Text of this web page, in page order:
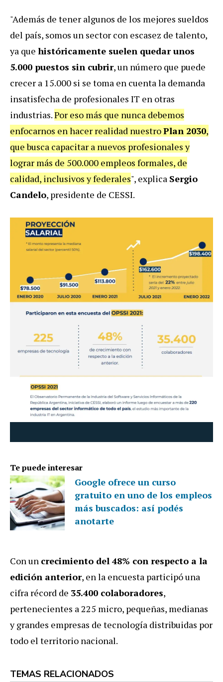
"Además de tener algunos de los mejores sueldos
del país, somos un sector con escasez de talento,
ya que históricamente suelen quedar unos
5.000 puestos sin cubrir, un número que puede
crecer a 15.000 si se toma en cuenta la demanda
insatisfecha de profesionales IT en otras
industrias.Por eso más que nunca debemos
enfocarnos en hacer realidad nuestroPlan 2030,
que busca capacitar a nuevos profesionales y
lograr más de 500.000 empleos formales, de
calidad, inclusivos y federales", explica Sergio
Candelo, presidente de CESSI.
Te puede interesar
Google ofrece un curso
gratuito en uno de los empleos
más buscados: así podés
anotarte
Con un crecimiento del 48% con respecto a la
edición anterior, en la encuesta participó una
cifra récord de 35.400 colaboradores,
pertenecientes a 225 micro, pequeñas, medianas
y grandes empresas de tecnología distribuidas por
todo el territorio nacional.
TEMAS RELACIONADOS